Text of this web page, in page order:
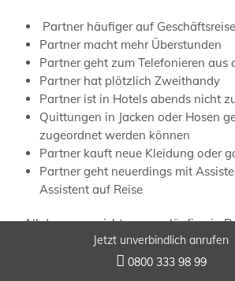
Jetzt unverbindlich anrufen
 0800 333 98 99
Partner häufiger auf
Partner macht mehr Überstunden
Partner geht zum Telefonieren aus
Partner hat plötzlich Zweithandy
Partner ist in Hotels abends nicht
Quittungen in Jacken oder Hosen
zugeordnet werden können
Partner kauft neue Kleidung oder
Partner geht neuerdings mit
Assistent auf Reise
All das muss nicht zwangsläufig ein
Fremdgehen sein. Wenn Sie aber
und Sie glauben, Anzeichen entdeckt